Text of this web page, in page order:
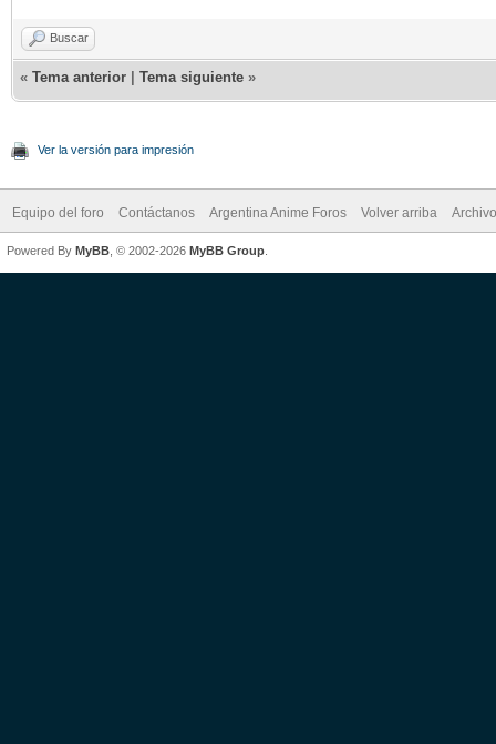
Buscar
« Tema anterior Tema siguiente »
Ver la versión para impresión
Equipo del foro Contáctanos Argentina Anime Foros Volver arriba
Powered By MyBB , © 2002-2026 MyBB Group